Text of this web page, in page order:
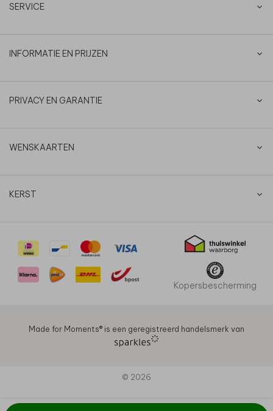
SERVICE
INFORMATIE EN PRIJZEN
PRIVACY EN GARANTIE
WENSKAARTEN
KERST
Kopersbescherming
Made for Moments®️ is een geregistreerd handelsmerk van
© 2026